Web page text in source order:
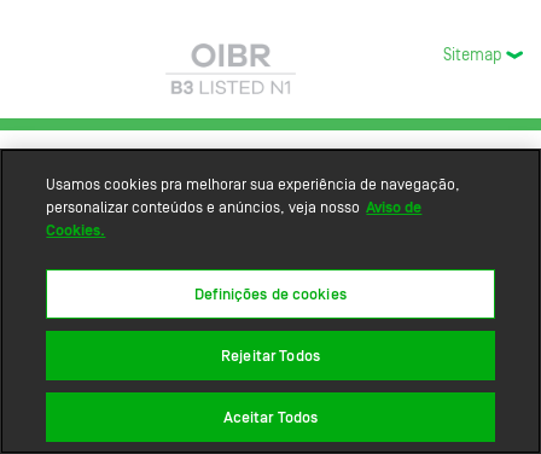
Sitemap
Usamos cookies pra melhorar sua experiência de navegação,
personalizar conteúdos e anúncios, veja nosso Aviso de
Cookies.
Definições de cookies
Rejeitar Todos
Aceitar Todos